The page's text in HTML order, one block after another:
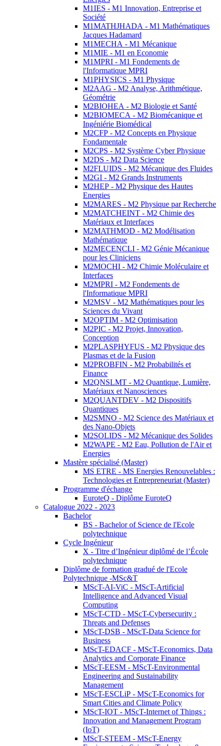
M1IES - M1 Innovation, Entreprise et
Société
M1MATHJHADA - M1 Mathématiques
Jacques Hadamard
M1MECHA - M1 Mécanique
M1MIE - M1 en Economie
M1MPRI - M1 Fondements de
l'Informatique MPRI
M1PHYSICS - M1 Physique
M2AAG - M2 Analyse, Arithmétique,
Géométrie
M2BIOHEA - M2 Biologie et Santé
M2BIOMECA - M2 Biomécanique et
Ingéniérie Biomédical
M2CFP - M2 Concepts en Physique
Fondamentale
M2CPS - M2 Système Cyber Physique
M2DS - M2 Data Science
M2FLUIDS - M2 Mécanique des Fluides
M2GI - M2 Grands Instruments
M2HEP - M2 Physique des Hautes
Energies
M2MARES - M2 Physique par Recherche
M2MATCHEINT - M2 Chimie des
Matériaux et Interfaces
M2MATHMOD - M2 Modélisation
Mathématique
M2MECENCLI - M2 Génie Mécanique
pour les Cliniciens
M2MOCHI - M2 Chimie Moléculaire et
Interfaces
M2MPRI - M2 Fondements de
l'Informatique MPRI
M2MSV - M2 Mathématiques pour les
Sciences du Vivant
M2OPTIM - M2 Optimisation
M2PIC - M2 Projet, Innovation,
Conception
M2PLASPHYFUS - M2 Physique des
Plasmas et de la Fusion
M2PROBFIN - M2 Probabilités et
Finance
M2QNSLMT - M2 Quantique, Lumière,
Matériaux et Nanosciences
M2QUANTDEV - M2 Dispositifs
Quantiques
M2SMNO - M2 Science des Matériaux et
des Nano-Objets
M2SOLIDS - M2 Mécanique des Solides
M2WAPE - M2 Eau, Pollution de l'Air et
Energies
Mastère spécialisé (Master)
MS ETRE - MS Energies Renouvelables :
Technologies et Entrepreneuriat (Master)
Programme d'échange
EuroteQ - Diplôme EuroteQ
Catalogue 2022 - 2023
Bachelor
BS - Bachelor of Science de l'Ecole
polytechnique
Cycle Ingénieur
X - Titre d’Ingénieur diplômé de l’École
polytechnique
Diplôme de formation gradué de l'Ecole
Polytechnique -MSc&T
MScT-AI-ViC - MScT-Artificial
Intelligence and Advanced Visual
Computing
MScT-CTD - MScT-Cybersecurity :
Threats and Defenses
MScT-DSB - MScT-Data Science for
Business
MScT-EDACF - MScT-Economics, Data
Analytics and Corporate Finance
MScT-EESM - MScT-Environmental
Engineering and Sustainability
Management
MScT-ESCLiP - MScT-Economics for
Smart Cities and Climate Policy
MScT-IOT - MScT-Internet of Things :
Innovation and Management Program
(IoT)
MScT-STEEM - MScT-Energy